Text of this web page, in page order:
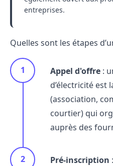
entreprises.
Quelles sont les étapes
Appel d'offre :
d’électricité est
(association,
courtier) qui
auprès des
Pré-inscription